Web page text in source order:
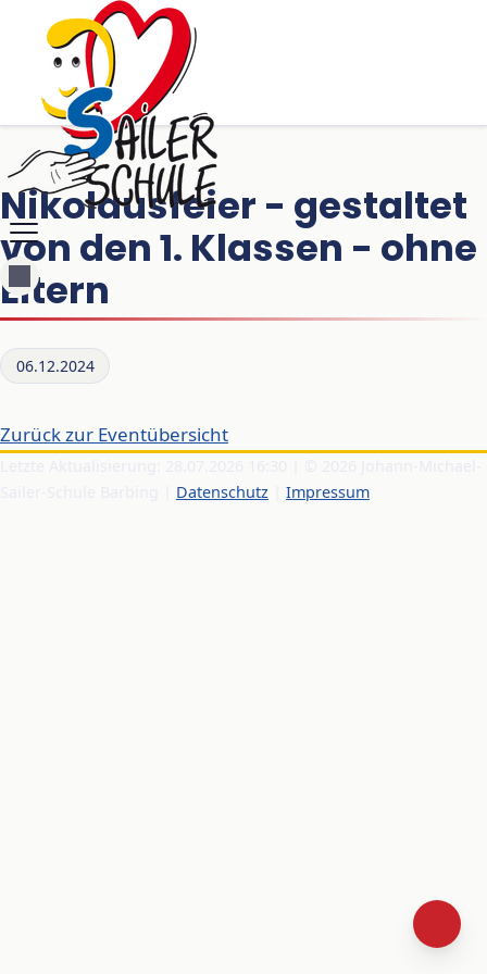
Nikolausfeier - gestaltet
von den 1. Klassen - ohne
Eltern
06.12.2024
Zurück zur Eventübersicht
Datenschutz Impressum